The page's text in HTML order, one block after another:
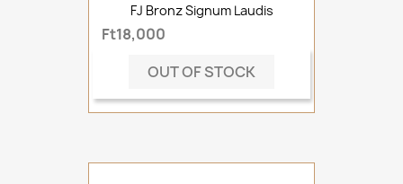
FJ Bronz Signum Laudis
Ft18,000
OUT OF STOCK